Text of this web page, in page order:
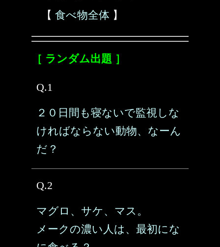
【 食べ物全体 】
［ ランダム出題 ］
Q.1
２０日間も寝ないで監視しな
ければならない動物、なーん
だ？
Q.2
マグロ、サケ、マス。
メークの濃い人は、最初にな